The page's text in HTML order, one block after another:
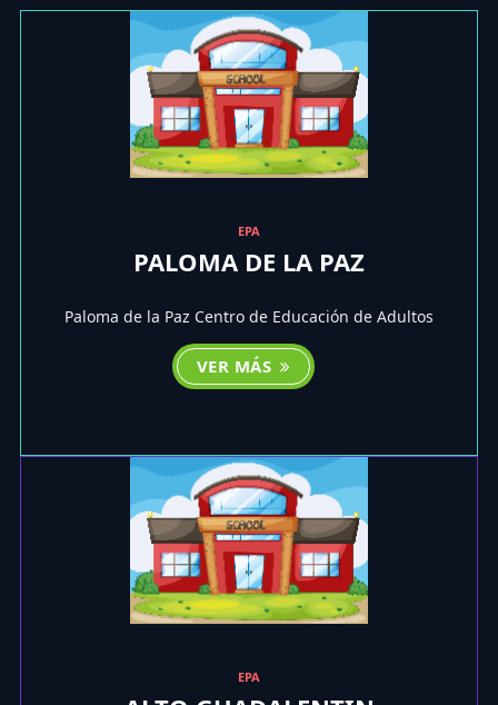
EPA
PALOMA DE LA PAZ
Paloma de la Paz Centro de Educación de Adultos
VER MÁS
EPA